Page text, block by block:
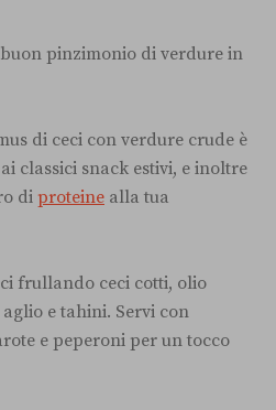
pinzimonio di verdure in
di ceci con verdure crude è
classici snack estivi, e inoltre
di proteine alla tua
frullando ceci cotti, olio
e tahini. Servi con
e peperoni per un tocco